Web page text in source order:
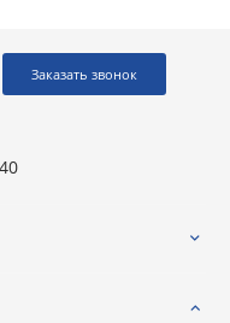
Заказать звонок